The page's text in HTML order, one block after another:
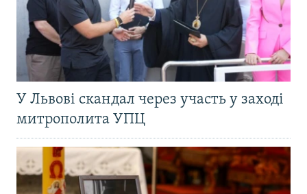
У Львові скандал через участь у заході
митрополита УПЦ